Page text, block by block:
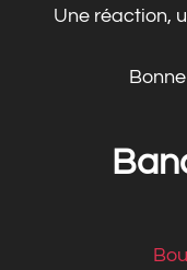
Une réaction,